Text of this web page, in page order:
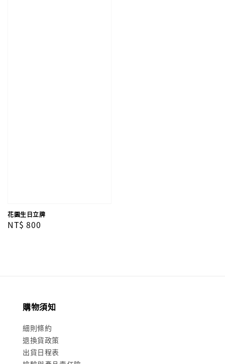
花園生日立牌
Regular
NT$ 800
購物須知
細則條約
退換貨政策
出貨日程表